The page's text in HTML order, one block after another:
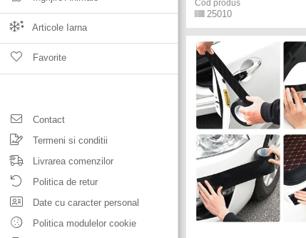
Articole Iarna
Favorite
Contact
Termeni si conditii
Livrarea comenzilor
Politica de retur
Date cu caracter personal
Politica modulelor cookie
Cod produs
25010